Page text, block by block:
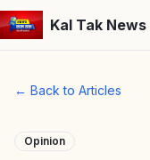
Kal Tak News
← Back to Articles
Opinion